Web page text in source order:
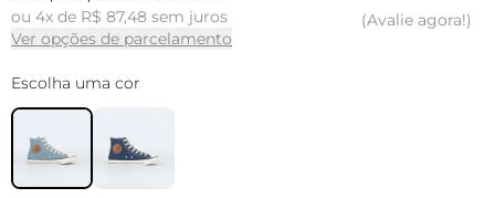
ou 4x de R$ 87,48 sem juros
Ver opções de parcelamento
Avalie agora!
Escolha uma cor